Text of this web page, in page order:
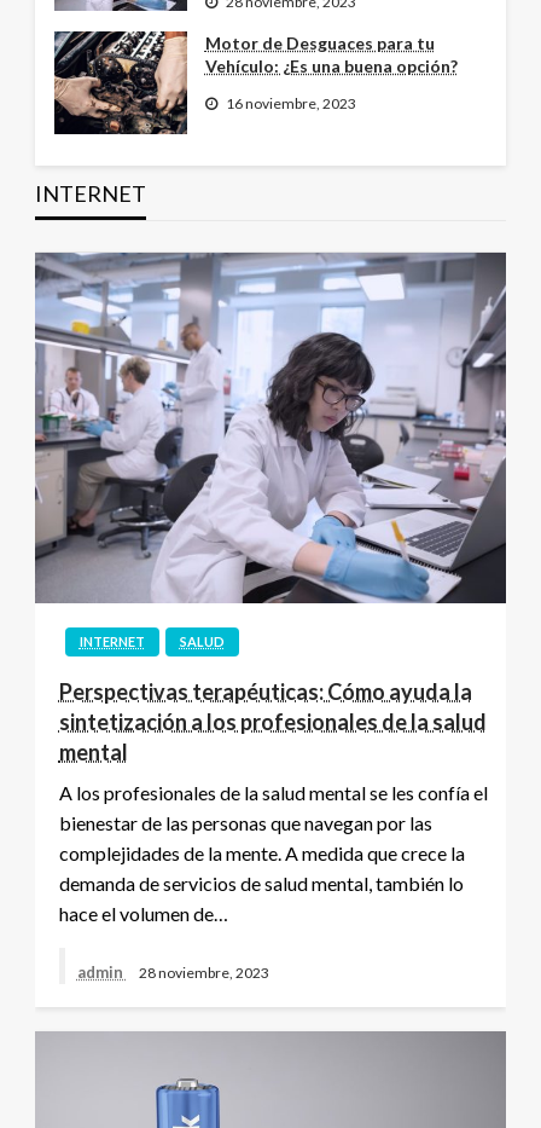
Motor de Desguaces para tu
Vehículo: ¿Es una buena opción?
16 noviembre, 2023
INTERNET
INTERNET SALUD
Perspectivas terapéuticas: Cómo ayuda la
sintetización a los profesionales de la salud
mental
A los profesionales de la salud mental se les confía el
bienestar de las personas que navegan por las
complejidades de la mente. A medida que crece la
demanda de servicios de salud mental, también lo
hace el volumen de…
admin 28 noviembre, 2023